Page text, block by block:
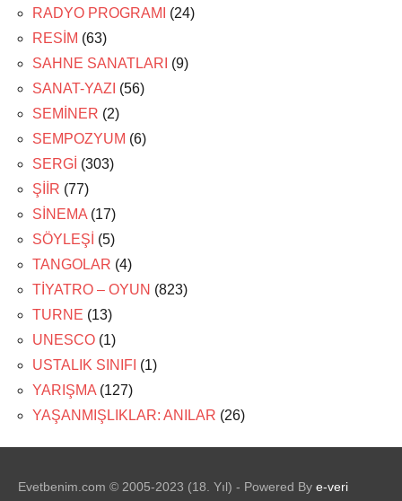
RADYO PROGRAMI
(24)
RESİM (63)
SAHNE SANATLARI (9)
SANAT-YAZI (56)
SEMİNER (2)
SEMPOZYUM (6)
SERGİ (303)
ŞİİR (77)
SİNEMA (17)
SÖYLEŞİ (5)
TANGOLAR (4)
TİYATRO – OYUN (823)
TURNE (13)
UNESCO (1)
USTALIK SINIFI (1)
YARIŞMA (127)
YAŞANMIŞLIKLAR: ANILAR (26)
Evetbenim.com © 2005-2023 (18. Yıl) - Powered By e-veri